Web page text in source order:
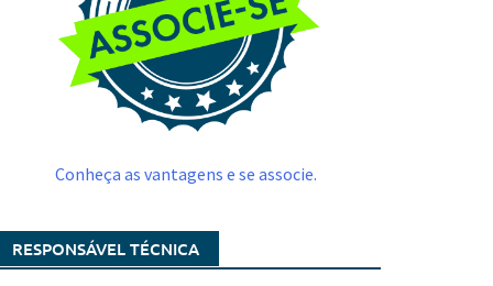
Conheça as vantagens e se associe.
RESPONSÁVEL TÉCNICA